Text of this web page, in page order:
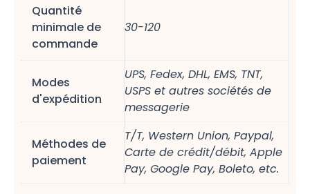
Quantité
minimale de
commande
30-120
Modes
d'expédition
UPS, Fedex, DHL, EMS, TNT,
USPS et autres sociétés de
messagerie
Méthodes de
paiement
T/T, Western Union, Paypal,
Carte de crédit/débit, Apple
Pay, Google Pay, Boleto, etc.